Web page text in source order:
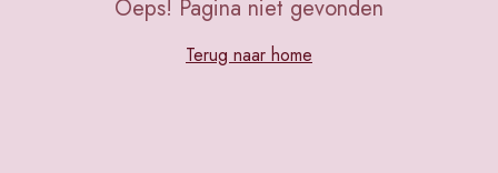
Oeps! Pagina niet gevonden
Terug naar home